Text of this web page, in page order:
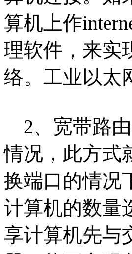
算机上作
理软件，来实
络。工业以太
2、宽带路
情况，此方式
换端口的情况
计算机的数量
享计算机先与